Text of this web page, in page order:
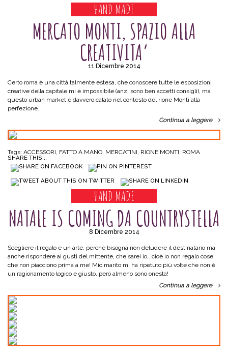
HAND MADE
MERCATO MONTI, SPAZIO ALLA
CREATIVITA’
11 Dicembre 2014
Certo roma è una città talmente estesa, che conoscere tutte le esposizioni
creative della capitale mi è impossibile (anzi sono ben accetti consigli), ma
questo urban market è davvero calato nel contesto del rione Monti alla
perfezione.
Continua a leggere
Tags: ACCESSORI, FATTO A MANO, MERCATINI, RIONE MONTI, ROMA
SHARE THIS...
HAND MADE
NATALE IS COMING DA COUNTRYSTELLA
8 Dicembre 2014
Scegliere il regalo è un arte, perché bisogna non deludere il destinatario ma
anche rispondere ai gusti del mittente, che sarei io.. cioè io non regalo cose
che non piacciono prima a me! Mio marito mi ha ripetuto più volte che non è
un ragionamento logico e giusto, però almeno sono onesta!
Continua a leggere